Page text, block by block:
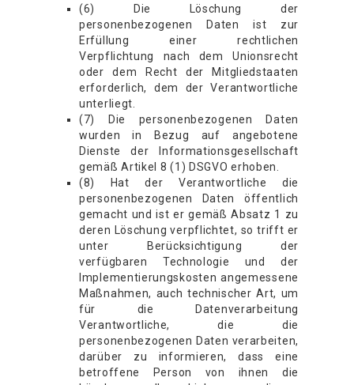
(6) Die Löschung der
personenbezogenen Daten ist zur
Erfüllung einer rechtlichen
Verpflichtung nach dem Unionsrecht
oder dem Recht der Mitgliedstaaten
erforderlich, dem der Verantwortliche
unterliegt.
(7) Die personenbezogenen Daten
wurden in Bezug auf angebotene
Dienste der Informationsgesellschaft
gemäß Artikel 8 (1) DSGVO erhoben.
(8) Hat der Verantwortliche die
personenbezogenen Daten öffentlich
gemacht und ist er gemäß Absatz 1 zu
deren Löschung verpflichtet, so trifft er
unter Berücksichtigung der
verfügbaren Technologie und der
Implementierungskosten angemessene
Maßnahmen, auch technischer Art, um
für die Datenverarbeitung
Verantwortliche, die die
personenbezogenen Daten verarbeiten,
darüber zu informieren, dass eine
betroffene Person von ihnen die